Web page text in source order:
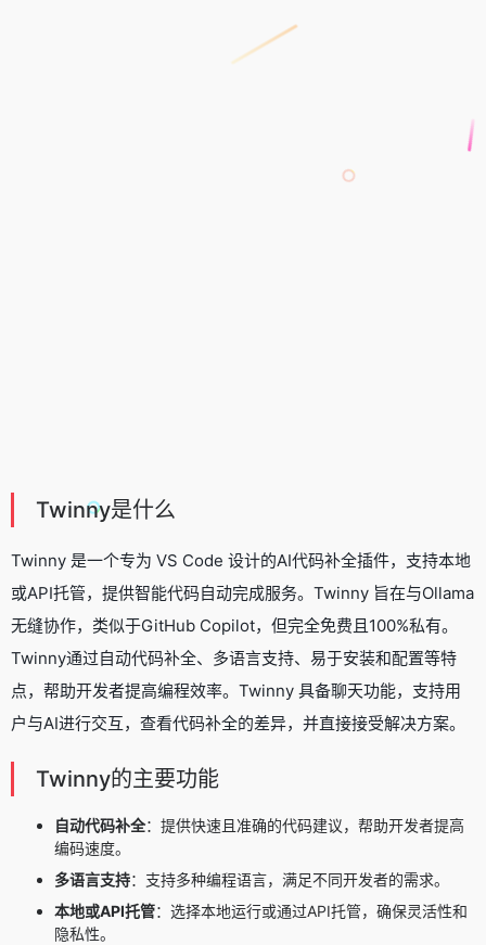
Twinny是什么
Twinny 是一个专为 VS Code 设计的AI代码补全插件，支持本地
或API托管，提供智能代码自动完成服务。Twinny 旨在与Ollama
无缝协作，类似于GitHub Copilot，但完全免费且100%私有。
Twinny通过自动代码补全、多语言支持、易于安装和配置等特
点，帮助开发者提高编程效率。Twinny 具备聊天功能，支持用
户与AI进行交互，查看代码补全的差异，并直接接受解决方案。
Twinny的主要功能
自动代码补全：提供快速且准确的代码建议，帮助开发者提高
编码速度。
多语言支持：支持多种编程语言，满足不同开发者的需求。
本地或API托管：选择本地运行或通过API托管，确保灵活性和
隐私性。